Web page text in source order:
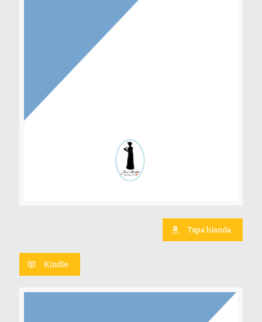
Tapa blanda
Kindle